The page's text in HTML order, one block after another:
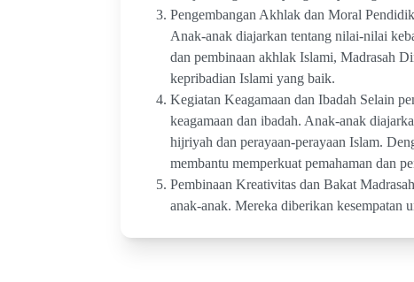
Pengembangan Akhlak dan Moral
Anak-anak diajarkan tentang nilai-nilai
dan pembinaan akhlak Islami, Madrasah
kepribadian Islami yang baik.
Kegiatan Keagamaan dan Ibadah Selain
keagamaan dan ibadah. Anak-anak
hijriyah dan perayaan-perayaan Islam.
membantu memperkuat pemahaman dan
Pembinaan Kreativitas dan Bakat
anak-anak. Mereka diberikan kesempatan